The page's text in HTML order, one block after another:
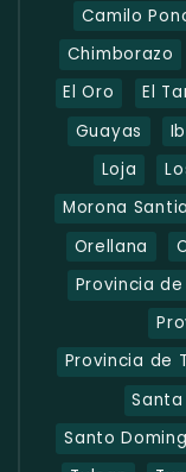
Camilo
Chimborazo
El Oro
El
Guayas
Loja
Morona
Orellana
Provincia
Provincia de
Santa
Santo